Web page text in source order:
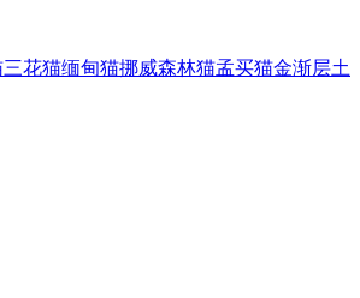
三花猫缅甸猫挪威森林猫孟买猫金渐层土